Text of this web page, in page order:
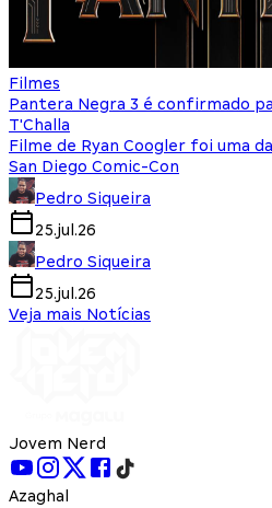
Filmes
Pantera Negra 3 é confirmado
T'Challa
Filme de Ryan Coogler foi uma
San Diego Comic-Con
Pedro Siqueira
25.jul.26
Pedro Siqueira
25.jul.26
Veja mais Notícias
Jovem Nerd
Azaghal